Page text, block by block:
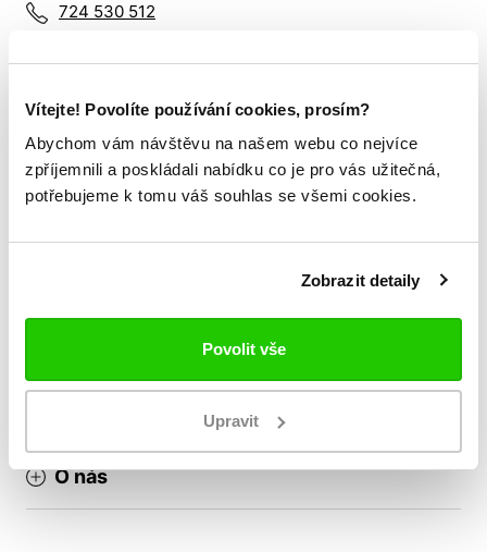
Vítejte! Povolíte používání cookies, prosím?
Abychom vám návštěvu na našem webu co nejvíce
zpříjemnili a poskládali nabídku co je pro vás užitečná,
potřebujeme k tomu váš souhlas se všemi cookies.
Zobrazit detaily
Povolit vše
Upravit
724 530 512
Slabyhoudova@allsports.cz
Tabulka velikostí
Věrnostní program
Doprava a platba
VRÁCENÍ ZBOŽÍ / REKLAMACE
O nás